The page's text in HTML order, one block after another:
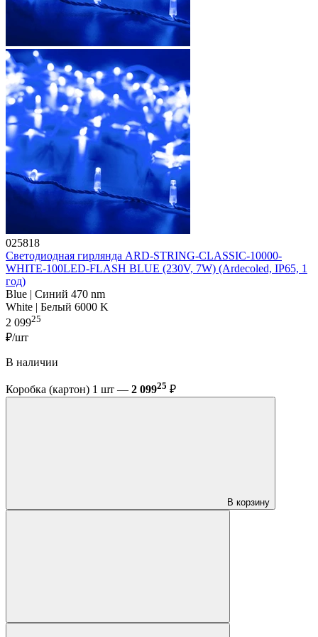
025818
Светодиодная гирлянда ARD-STRING-CLASSIC-10000-
WHITE-100LED-FLASH BLUE (230V, 7W) (Ardecoled, IP65, 1
год)
Blue | Синий 470 nm
White | Белый 6000 K
2 09925
₽/шт
В наличии
Коробка (картон) 1 шт — 2 09925 ₽
В корзину